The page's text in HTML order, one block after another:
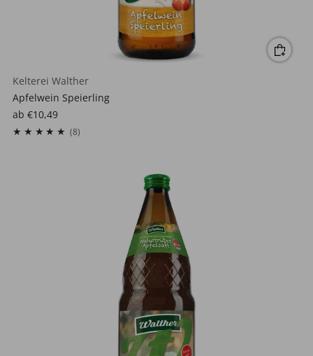
Kelterei Walther
Apfelwein Speierling
ab €10,49
(8)